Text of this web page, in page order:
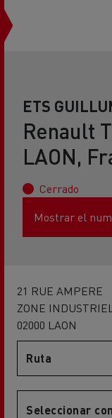
ETS
Renault
LAON,
Cerrado
Mostrar el
21 RUE AMPERE
ZONE
02000 LAON
Ruta
Seleccionar